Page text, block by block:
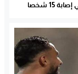
15 شخصا